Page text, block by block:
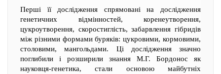
Перші її дослідження спрямовані на дослідження
генетичних відмінностей, коренеутворення,
цукроутворення, скоростиглість, забарвлення гібридів
між різними формами буряків: цукровими, кормовими,
столовими, мангольдами. Ці дослідження значно
поглибили і розширили знання М.Г. Бордонос як
науковця-генетика, стали основою майбутніх